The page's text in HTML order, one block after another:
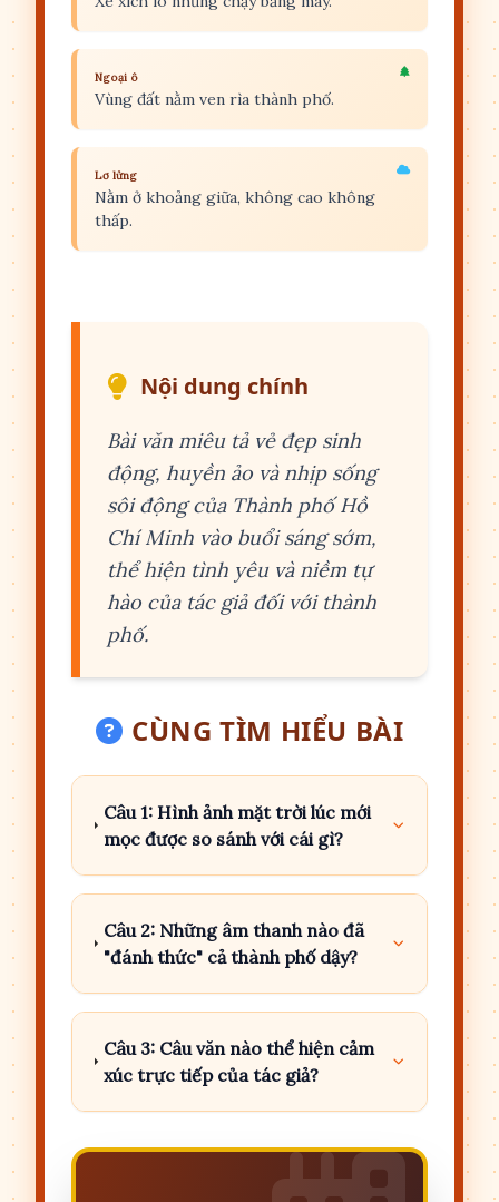
Ngoại ô
Vùng đất nằm ven rìa thành phố.
Lơ lửng
Nằm ở khoảng giữa, không cao không
thấp.
Nội dung chính
Bài văn miêu tả vẻ đẹp sinh
động, huyền ảo và nhịp sống
sôi động của Thành phố Hồ
Chí Minh vào buổi sáng sớm,
thể hiện tình yêu và niềm tự
hào của tác giả đối với thành
phố.
CÙNG TÌM HIỂU BÀI
Câu 1: Hình ảnh mặt trời lúc mới
mọc được so sánh với cái gì?
Câu 2: Những âm thanh nào đã
"đánh thức" cả thành phố dậy?
Câu 3: Câu văn nào thể hiện cảm
xúc trực tiếp của tác giả?